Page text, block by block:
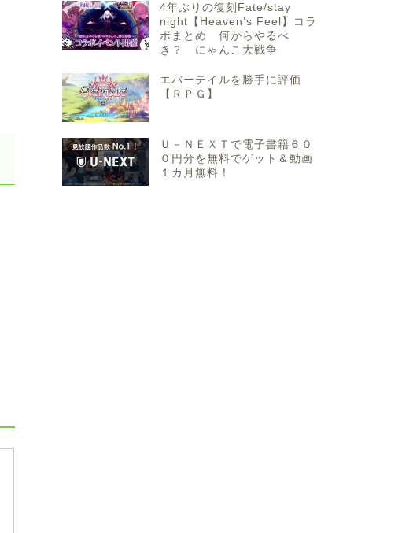
4年ぶりの復刻Fate/stay
night【Heaven’s Feel】コラ
ボまとめ 何からやるべ
き？ にゃんこ大戦争
エバーテイルを勝手に評価
【ＲＰＧ】
Ｕ－ＮＥＸＴで電子書籍６０
０円分を無料でゲット＆動画
１カ月無料！